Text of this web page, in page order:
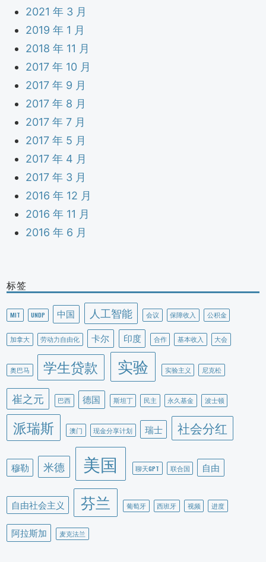
2021 年 3 月
2019 年 1 月
2018 年 11 月
2017 年 10 月
2017 年 9 月
2017 年 8 月
2017 年 7 月
2017 年 5 月
2017 年 4 月
2017 年 3 月
2016 年 12 月
2016 年 11 月
2016 年 6 月
标签
MIT UNDP 中国 人工智能 会议 保障收入 公积金
加拿大 劳动力自由化 卡尔 印度 合作 基本收入 大会
奥巴马 学生贷款 实验 实验主义 尼克松
崔之元 巴西 德国 斯坦丁 民主 永久基金 波士顿
派瑞斯 澳门 现金分享计划 瑞士 社会分红
穆勒 米德 美国 聊天GPT 联合国 自由
自由社会主义 芬兰 葡萄牙 西班牙 视频 进度
阿拉斯加 麦克法兰